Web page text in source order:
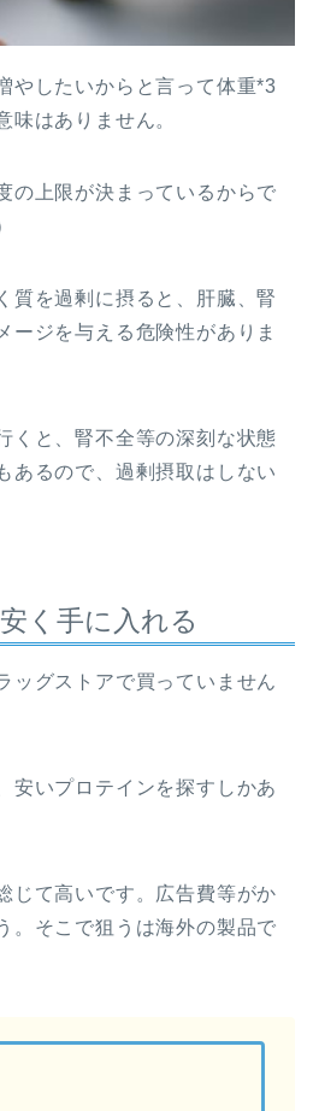
やしたいからと言って体重*3
味はありません。
の上限が決まっているからで
質を過剰に摂ると、肝臓、腎
ージを与える危険性がありま
くと、腎不全等の深刻な状態
あるので、過剰摂取はしない
く手に入れる
ッグストアで買っていません
安いプロテインを探すしかあ
じて高いです。広告費等がか
。そこで狙うは海外の製品で